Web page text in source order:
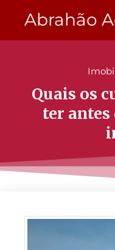
Abrahão
Quais os
ter antes